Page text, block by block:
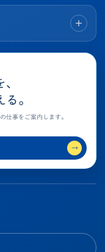
。
仕事をご案内します。
→